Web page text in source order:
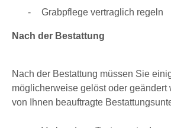
Grabpflege vertraglich regeln
Nach der Bestattung
Nach der Bestattung müssen Sie
möglicherweise gelöst oder
von Ihnen beauftragte